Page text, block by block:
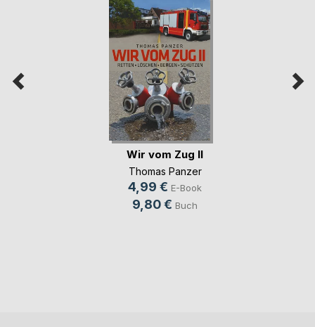
Wir vom Zug II
Thomas Panzer
4,99 € E-Book
9,80 € Buch